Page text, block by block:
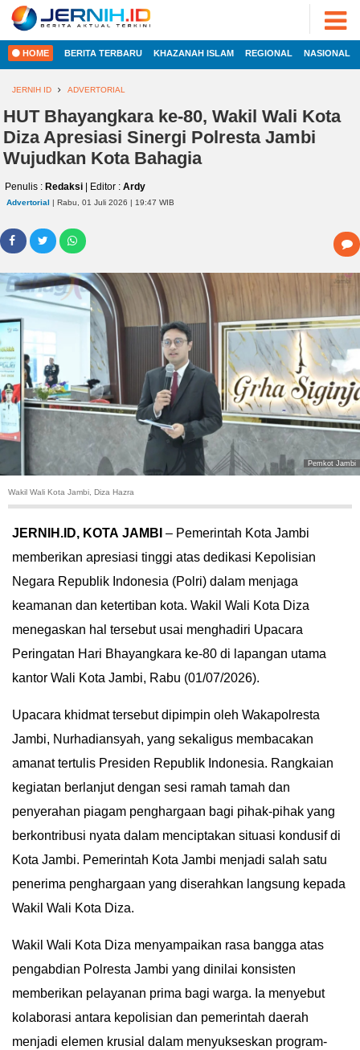
HOME
REGIONAL
INTERNASIONAL
EKOBIS
POLITIK
HUKUM
KRIMINAL
KHAZANAH
TEKNOLOGI
OTOMOTIF
OLAHRAGA
HIBURAN
IN
DEPTH
INFOGRAFIS
ADVERTORIAL
BERITA
ADVERTORIAL
FOTO
VIDEO
PESONA
JAMBI
PESONA
INDONESIA
DUNIA
HEALTH
PROPERTY
LIFESTYLE
ENTREPRENEURSHIP
2022
JERNIH.ID
•
Developed
HOME BERITA TERBARU KHAZANAH ISLAM REGIONAL NASIONAL
JERNIH ID ADVERTORIAL
HUT Bhayangkara ke-80, Wakil Wali Kota
Diza Apresiasi Sinergi Polresta Jambi
Wujudkan Kota Bahagia
Penulis : Redaksi | Editor : Ardy
Advertorial | Rabu, 01 Juli 2026 | 19:47 WIB
Pemkot Jambi
Wakil Wali Kota Jambi, Diza Hazra
JERNIH.ID, KOTA JAMBI – Pemerintah Kota Jambi
memberikan apresiasi tinggi atas dedikasi Kepolisian
Negara Republik Indonesia (Polri) dalam menjaga
keamanan dan ketertiban kota. Wakil Wali Kota Diza
menegaskan hal tersebut usai menghadiri Upacara
Peringatan Hari Bhayangkara ke-80 di lapangan utama
kantor Wali Kota Jambi, Rabu (01/07/2026).
​Upacara khidmat tersebut dipimpin oleh Wakapolresta
Jambi, Nurhadiansyah, yang sekaligus membacakan
amanat tertulis Presiden Republik Indonesia. Rangkaian
kegiatan berlanjut dengan sesi ramah tamah dan
penyerahan piagam penghargaan bagi pihak-pihak yang
berkontribusi nyata dalam menciptakan situasi kondusif di
Kota Jambi. Pemerintah Kota Jambi menjadi salah satu
penerima penghargaan yang diserahkan langsung kepada
Wakil Wali Kota Diza.
​Wakil Wali Kota Diza menyampaikan rasa bangga atas
pengabdian Polresta Jambi yang dinilai konsisten
memberikan pelayanan prima bagi warga. Ia menyebut
kolaborasi antara kepolisian dan pemerintah daerah
menjadi elemen krusial dalam menyukseskan program-